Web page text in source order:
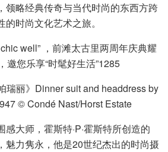
领略经典传奇与当代时尚的东西方跨
时尚文化艺术之旅。
瑞丽》Dinner suit and headdress by
© Condé Nast/Horst Estate
大师，霍斯特·P·霍斯特所创造的
魅力隽永，他是20世纪杰出的时尚摄